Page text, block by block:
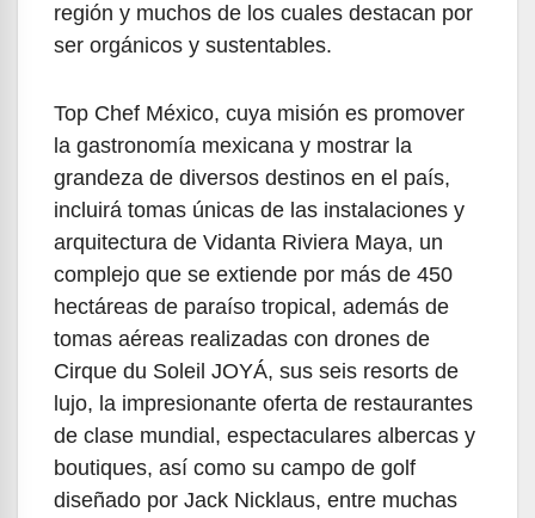
región y muchos de los cuales destacan por
ser orgánicos y sustentables.
Top Chef México, cuya misión es promover
la gastronomía mexicana y mostrar la
grandeza de diversos destinos en el país,
incluirá tomas únicas de las instalaciones y
arquitectura de Vidanta Riviera Maya, un
complejo que se extiende por más de 450
hectáreas de paraíso tropical, además de
tomas aéreas realizadas con drones de
Cirque du Soleil JOYÁ, sus seis resorts de
lujo, la impresionante oferta de restaurantes
de clase mundial, espectaculares albercas y
boutiques, así como su campo de golf
diseñado por Jack Nicklaus, entre muchas